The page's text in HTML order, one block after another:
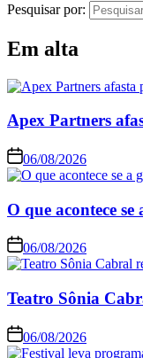
Pesquisar por:
Em alta
Apex Partners
06/08/2026
O que acontece
06/08/2026
Teatro Sônia
06/08/2026